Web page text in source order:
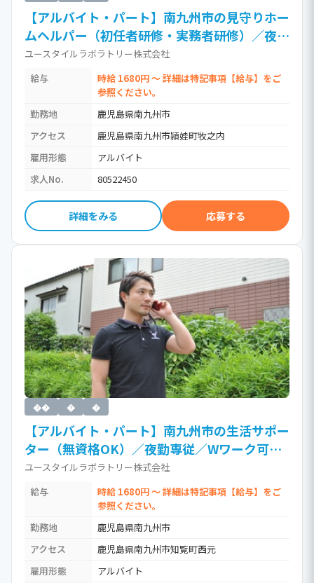
【アルバイト・パート】南九州市の見守りホー
ムヘルパー（初任者研修・実務者研修）／夜勤
専従／髪型自由／訪問介護（時給1,680円以
上）［Jb］ / 介護職員実務者研修(ホームヘル
ユースタイルラボラトリー株式会社
給与
時給 1680円 ～ 詳細は特記事項【給与】をご
参照ください。
勤務地
鹿児島県南九州市
アクセス
鹿児島県南九州市頴娃町牧之内
雇用形態
アルバイト
求人No.
80522450
詳細をみる 応募する
�� � �
【アルバイト・パート】南九州市の生活サポー
ター（無資格OK）／夜勤専従／Wワーク可・
日払い制度有／訪問介護（時給1,680円以上）
［Jb］ / 無資格(ホームヘルパー資格不要)
ユースタイルラボラトリー株式会社
給与
時給 1680円 ～ 詳細は特記事項【給与】をご
参照ください。
勤務地
鹿児島県南九州市
アクセス
鹿児島県南九州市知覧町西元
雇用形態
アルバイト